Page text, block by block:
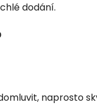
dodání.
je 5 z 5
je 5 z 5
naprosto